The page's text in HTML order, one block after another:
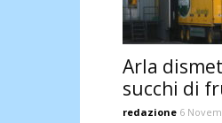
Arla
succhi di
redazione 6